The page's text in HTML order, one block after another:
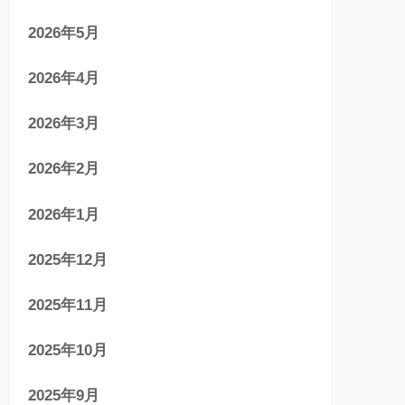
2026年5月
2026年4月
2026年3月
2026年2月
2026年1月
2025年12月
2025年11月
2025年10月
2025年9月